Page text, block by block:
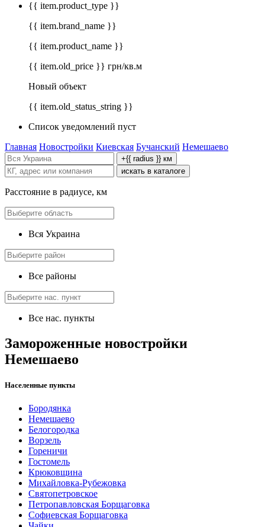
{{ item.product_type }}
{{ item.brand_name }}
{{ item.product_name }}
{{ item.old_price }} грн/кв.м
Новый объект
{{ item.old_status_string }}
Список уведомлений пуст
Главная Новостройки Киевская Бучанский Немешаево
+{{ radius }} км
искать в каталоге
Расстояние в радиусе, км
Вся Украина
Все районы
Все нас. пункты
Замороженные новостройки
Немешаево
Населенные пункты
Бородянка
Немешаево
Белогородка
Ворзель
Гореничи
Гостомель
Крюковщина
Михайловка-Рубежовка
Святопетровское
Петропавловская Борщаговка
Софиевская Борщаговка